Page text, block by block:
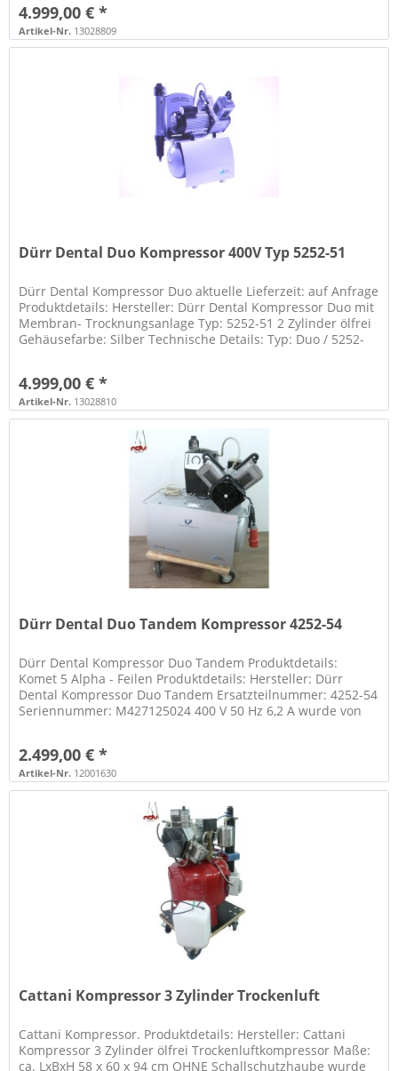
4.999,00 € *
Artikel-Nr. 13028809
Dürr Dental Duo Kompressor 400V Typ 5252-51
Dürr Dental Kompressor Duo aktuelle Lieferzeit: auf Anfrage
Produktdetails: Hersteller: Dürr Dental Kompressor Duo mit
Membran- Trocknungsanlage Typ: 5252-51 2 Zylinder ölfrei
Gehäusefarbe: Silber Technische Details: Typ: Duo / 5252-
4.999,00 € *
Artikel-Nr. 13028810
Dürr Dental Duo Tandem Kompressor 4252-54
Dürr Dental Kompressor Duo Tandem Produktdetails:
Komet 5 Alpha - Feilen Produktdetails: Hersteller: Dürr
Dental Kompressor Duo Tandem Ersatzteilnummer: 4252-54
Seriennummer: M427125024 400 V 50 Hz 6,2 A wurde von
2.499,00 € *
Artikel-Nr. 12001630
Cattani Kompressor 3 Zylinder Trockenluft
Cattani Kompressor. Produktdetails: Hersteller: Cattani
Kompressor 3 Zylinder ölfrei Trockenluftkompressor Maße:
ca. LxBxH 58 x 60 x 94 cm OHNE Schallschutzhaube wurde